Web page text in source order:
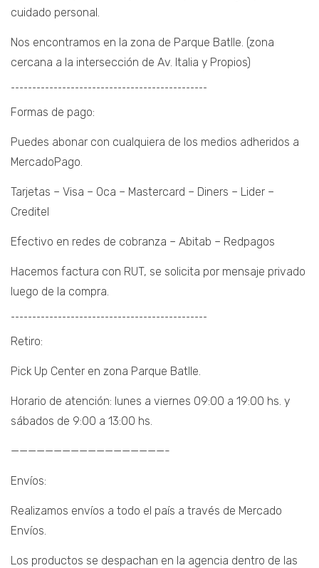
cuidado personal.
Nos encontramos en la zona de Parque Batlle. (zona
cercana a la intersección de Av. Italia y Propios)
¯¯¯¯¯¯¯¯¯¯¯¯¯¯¯¯¯¯¯¯¯¯¯¯¯¯¯¯¯¯¯¯¯¯¯¯¯¯¯¯¯¯¯¯¯¯
Formas de pago:
Puedes abonar con cualquiera de los medios adheridos a
MercadoPago.
Tarjetas – Visa – Oca – Mastercard – Diners – Lider –
Creditel
Efectivo en redes de cobranza – Abitab – Redpagos
Hacemos factura con RUT, se solicita por mensaje privado
luego de la compra.
¯¯¯¯¯¯¯¯¯¯¯¯¯¯¯¯¯¯¯¯¯¯¯¯¯¯¯¯¯¯¯¯¯¯¯¯¯¯¯¯¯¯¯¯¯¯
Retiro:
Pick Up Center en zona Parque Batlle.
Horario de atención: lunes a viernes 09:00 a 19:00 hs. y
sábados de 9:00 a 13:00 hs.
——————————————————-
Envíos:
Realizamos envíos a todo el país a través de Mercado
Envíos.
Los productos se despachan en la agencia dentro de las